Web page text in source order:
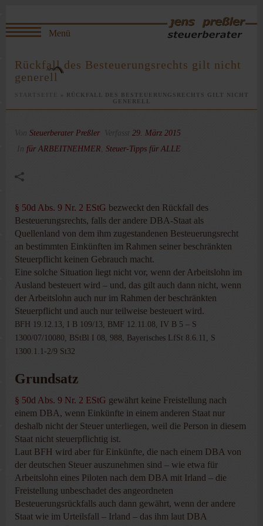
Rückfall des Besteuerungsrechts gilt nicht
generell
»
RÜCKFALL DES BESTEUERUNGSRECHTS GILT NICHT
GENERELL
Von Steuerberater Preßler Verfasst 29. März 2015
In für ARBEITNEHMER Steuer-Tipps für ALLE
§ 50d Abs. 9 Nr. 2 EStG bezweckt den Rückfall des
Besteuerungsrechts, falls der andere DBA-Staat als
Quellenland von dem ihm zugestandenen Besteuerungsrecht
an bestimmten Einkünften im Rahmen seiner beschränkten
Steuerpflicht keinen Gebrauch macht.
Eine solche Situation liegt nicht vor, wenn der Arbeitslohn im
Ausland besteuert wird – und, das gilt auch dann nicht, wenn
der Arbeitslohn auch nur im Rahmen der beschränkten
Steuerpflicht und auch nur teilweise besteuert wird.
BFH 19.12.13, I B 109/13, BMF 12.11.08, IV B 5 – S
1300/07/10080, BStBl I 08, 988, Bayerisches LfSt 8.6.11, S
1300.1.1-2/9 St32
Grundsatz
§ 50d Abs. 9 Nr. 2 EStG gewährt keine Freistellung nach
einem DBA, wenn Einkünfte in einem anderen Staat nur
deshalb nicht der Steuer unterliegen, weil die Person in diesem
Staat nicht steuerpflichtig ist.
Laut BFH wird aber für Einkünfte, die nach einem DBA von
der deutschen Steuer auszunehmen sind – wie etwa für
Arbeitslohn eines Piloten nach dem DBA mit Irland – die
Freistellung unbeschadet des angeordneten
Besteuerungsrückfalls auch dann gewährt, wenn der andere
Staat wie im Urteilsfall – Irland – das ihm laut DBA